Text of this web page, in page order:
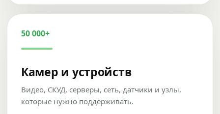
50 000+
Камер и устройств
Видео, СКУД, серверы, сеть, датчики и узлы,
которые нужно поддерживать.